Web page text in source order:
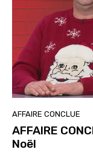
AFFAIRE CONCLUE
AFFAIRE
Noël